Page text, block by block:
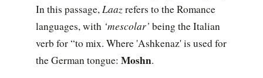
In this passage,Laazrefers to the Romance
languages, with ‘mescolar’ being the Italian
verb for “to mix. Where 'Ashkenaz' is used for
the German tongue: Moshn.